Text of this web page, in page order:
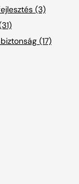
(3)
(17)